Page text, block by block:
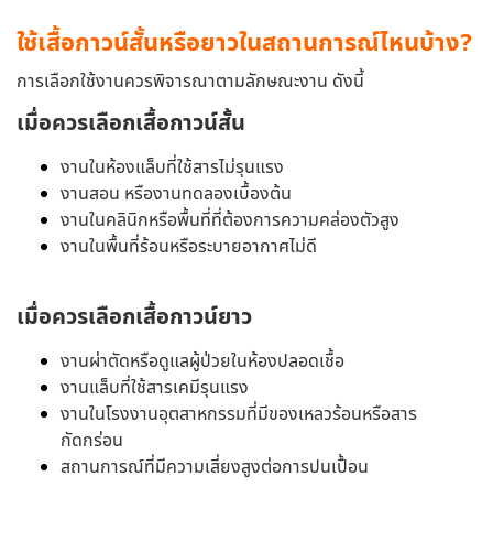
ใช้เสื้อกาวน์สั้นหรือยาวในสถานการณ์ไหนบ้าง?
การเลือกใช้งานควรพิจารณาตามลักษณะงาน ดังนี้
เมื่อควรเลือกเสื้อกาวน์สั้น
งานในห้องแล็บที่ใช้สารไม่รุนแรง
งานสอน หรืองานทดลองเบื้องต้น
งานในคลินิกหรือพื้นที่ที่ต้องการความคล่องตัวสูง
งานในพื้นที่ร้อนหรือระบายอากาศไม่ดี
เมื่อควรเลือกเสื้อกาวน์ยาว
งานผ่าตัดหรือดูแลผู้ป่วยในห้องปลอดเชื้อ
งานแล็บที่ใช้สารเคมีรุนแรง
งานในโรงงานอุตสาหกรรมที่มีของเหลวร้อนหรือสาร
กัดกร่อน
สถานการณ์ที่มีความเสี่ยงสูงต่อการปนเปื้อน